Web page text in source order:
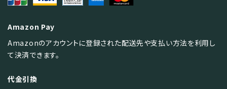
Amazon Pay
Amazonのアカウントに登録された配送先や支払い方法を利用し
て決済できます。
代金引換